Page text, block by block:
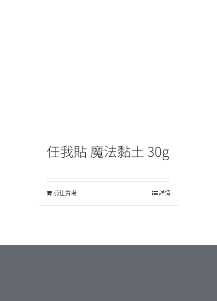
任我貼 魔法黏土 30g
前往賣場 詳情